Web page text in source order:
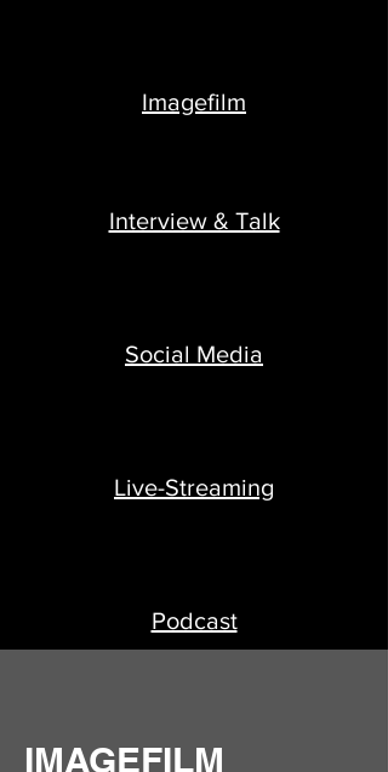
Imagefilm
Interview & Talk
Social Media
Live-Streaming
Podcast
IMAGEFILM